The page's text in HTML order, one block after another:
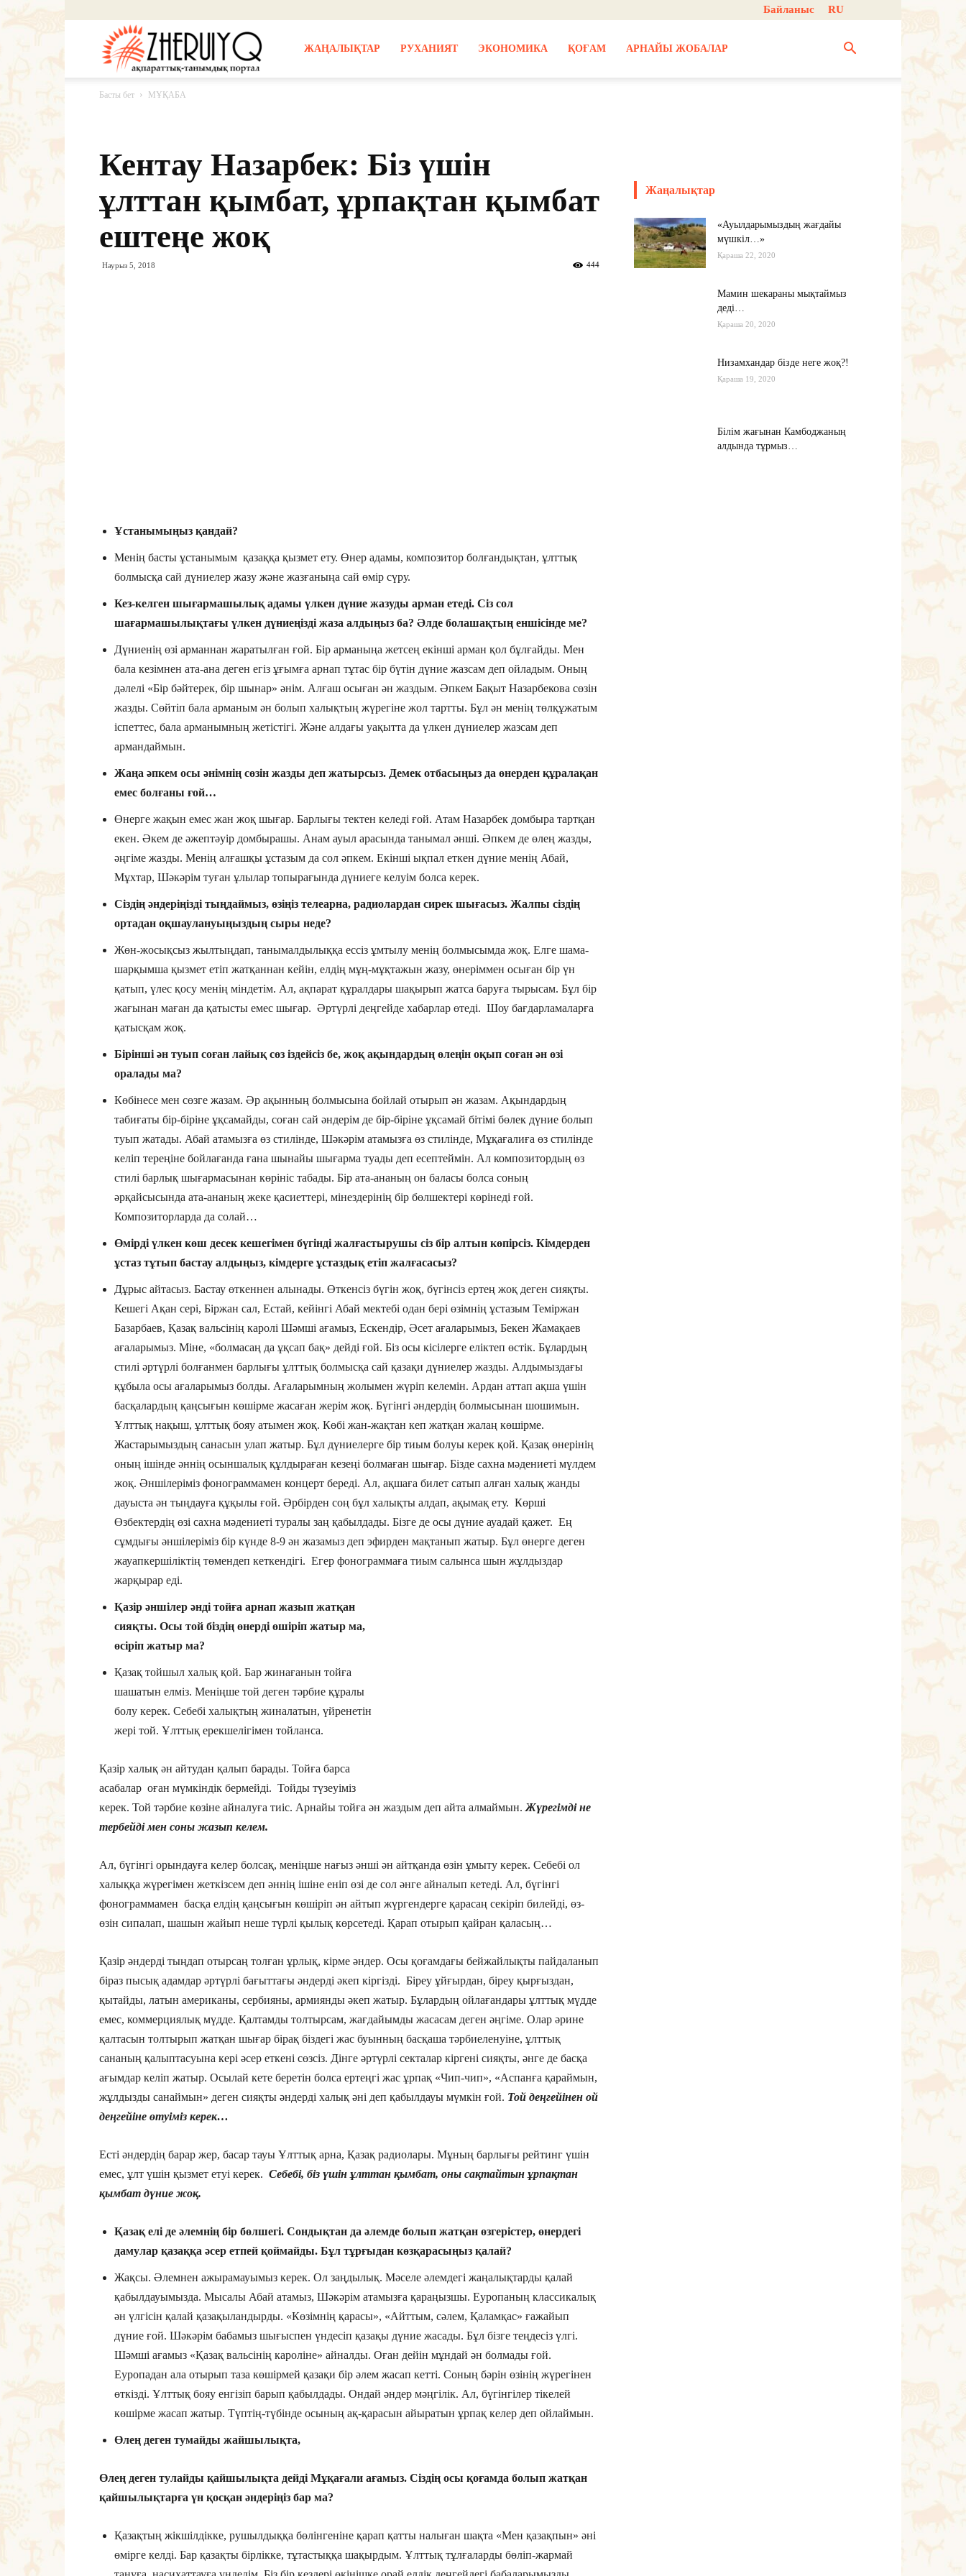
Байланыс RU
ЖАҢАЛЫҚТАР РУХАНИЯТ ЭКОНОМИКА ҚОҒАМ АРНАЙЫ ЖОБАЛАР
Басты бет МҰҚАБА
Кентау Назарбек: Біз үшін
ұлттан қымбат, ұрпақтан қымбат
ештеңе жоқ
Наурыз 5, 2018 444
Ұстанымыңыз қандай?
Менің басты ұстанымым қазаққа қызмет ету. Өнер адамы, композитор болғандықтан, ұлттық
болмысқа сай дүниелер жазу және жазғаныңа сай өмір сүру.
Кез-келген шығармашылық адамы үлкен дүние жазуды арман етеді. Сіз сол
шағармашылықтағы үлкен дүниеңізді жаза алдыңыз ба? Әлде болашақтың еншісінде ме?
Дүниенің өзі арманнан жаратылған ғой. Бір арманыңа жетсең екінші арман қол бұлғайды. Мен
бала кезімнен ата-ана деген егіз ұғымға арнап тұтас бір бүтін дүние жазсам деп ойладым. Оның
дәлелі «Бір бәйтерек, бір шынар» әнім. Алғаш осыған ән жаздым. Әпкем Бақыт Назарбекова сөзін
жазды. Сөйтіп бала арманым ән болып халықтың жүрегіне жол тартты. Бұл ән менің төлқұжатым
іспеттес, бала арманымның жетістігі. Және алдағы уақытта да үлкен дүниелер жазсам деп
армандаймын.
Жаңа әпкем осы әнімнің сөзін жазды деп жатырсыз. Демек отбасыңыз да өнерден құралақан
емес болғаны ғой…
Өнерге жақын емес жан жоқ шығар. Барлығы тектен келеді ғой. Атам Назарбек домбыра тартқан
екен. Әкем де әжептәуір домбырашы. Анам ауыл арасында танымал әнші. Әпкем де өлең жазды,
әңгіме жазды. Менің алғашқы ұстазым да сол әпкем. Екінші ықпал еткен дүние менің Абай,
Мұхтар, Шәкәрім туған ұлылар топырағында дүниеге келуім болса керек.
Сіздің әндеріңізді тыңдаймыз, өзіңіз телеарна, радиолардан сирек шығасыз. Жалпы сіздің
ортадан оқшаулануыңыздың сыры неде?
Жөн-жосықсыз жылтыңдап, танымалдылыққа ессіз ұмтылу менің болмысымда жоқ. Елге шама-
шарқымша қызмет етіп жатқаннан кейін, елдің мұң-мұқтажын жазу, өнеріммен осыған бір үн
қатып, үлес қосу менің міндетім. Ал, ақпарат құралдары шақырып жатса баруға тырысам. Бұл бір
жағынан маған да қатысты емес шығар. Әртүрлі деңгейде хабарлар өтеді. Шоу бағдарламаларға
қатысқам жоқ.
Бірінші ән туып соған лайық сөз іздейсіз бе, жоқ ақындардың өлеңін оқып соған ән өзі
оралады ма?
Көбінесе мен сөзге жазам. Әр ақынның болмысына бойлай отырып ән жазам. Ақындардың
табиғаты бір-біріне ұқсамайды, соған сай әндерім де бір-біріне ұқсамай бітімі бөлек дүние болып
туып жатады. Абай атамызға өз стилінде, Шәкәрім атамызға өз стилінде, Мұқағалиға өз стилінде
келіп тереңіне бойлағанда ғана шынайы шығарма туады деп есептеймін. Ал композитордың өз
стилі барлық шығармасынан көрініс табады. Бір ата-ананың он баласы болса соның
әрқайсысында ата-ананың жеке қасиеттері, мінездерінің бір бөлшектері көрінеді ғой.
Композиторларда да солай…
Өмірді үлкен көш десек кешегімен бүгінді жалғастырушы сіз бір алтын көпірсіз. Кімдерден
ұстаз тұтып бастау алдыңыз, кімдерге ұстаздық етіп жалғасасыз?
Дұрыс айтасыз. Бастау өткеннен алынады. Өткенсіз бүгін жоқ, бүгінсіз ертең жоқ деген сияқты.
Кешегі Ақан сері, Біржан сал, Естай, кейінгі Абай мектебі одан бері өзімнің ұстазым Теміржан
Базарбаев, Қазақ вальсінің каролі Шәмші ағамыз, Ескендір, Әсет ағаларымыз, Бекен Жамақаев
ағаларымыз. Міне, «болмасаң да ұқсап бақ» дейді ғой. Біз осы кісілерге еліктеп өстік. Бұлардың
стилі әртүрлі болғанмен барлығы ұлттық болмысқа сай қазақи дүниелер жазды. Алдымыздағы
құбыла осы ағаларымыз болды. Ағаларымның жолымен жүріп келемін. Ардан аттап ақша үшін
басқалардың қаңсығын көшірме жасаған жерім жоқ. Бүгінгі әндердің болмысынан шошимын.
Ұлттық нақыш, ұлттық бояу атымен жоқ. Көбі жан-жақтан кеп жатқан жалаң көшірме.
Жастарымыздың санасын улап жатыр. Бұл дүниелерге бір тиым болуы керек қой. Қазақ өнерінің
оның ішінде әннің осыншалық құлдыраған кезеңі болмаған шығар. Бізде сахна мәдениеті мүлдем
жоқ. Әншілеріміз фонограммамен концерт береді. Ал, ақшаға билет сатып алған халық жанды
дауыста ән тыңдауға құқылы ғой. Әрбірден соң бұл халықты алдап, ақымақ ету. Көрші
Өзбектердің өзі сахна мәдениеті туралы заң қабылдады. Бізге де осы дүние ауадай қажет. Ең
сұмдығы әншілеріміз бір күнде 8-9 ән жазамыз деп эфирден мақтанып жатыр. Бұл өнерге деген
жауапкершіліктің төмендеп кеткендігі. Егер фонограммаға тиым салынса шын жұлдыздар
жарқырар еді.
Қазір әншілер әнді тойға арнап жазып жатқан
сияқты. Осы той біздің өнерді өшіріп жатыр ма,
өсіріп жатыр ма?
Қазақ тойшыл халық қой. Бар жинағанын тойға
шашатын елміз. Меніңше той деген тәрбие құралы
болу керек. Себебі халықтың жиналатын, үйренетін
жері той. Ұлттық ерекшелігімен тойланса.
Қазір халық ән айтудан қалып барады. Тойға барса
асабалар оған мүмкіндік бермейді. Тойды түзеуіміз
керек. Той тәрбие көзіне айналуға тиіс. Арнайы тойға ән жаздым деп айта алмаймын. Жүрегімді не
тербейді мен соны жазып келем.
Ал, бүгінгі орындауға келер болсақ, меніңше нағыз әнші ән айтқанда өзін ұмыту керек. Себебі ол
халыққа жүрегімен жеткізсем деп әннің ішіне еніп өзі де сол әнге айналып кетеді. Ал, бүгінгі
фонограммамен басқа елдің қаңсығын көшіріп ән айтып жүргендерге қарасаң секіріп билейді, өз-
өзін сипалап, шашын жайып неше түрлі қылық көрсетеді. Қарап отырып қайран қаласың…
Қазір әндерді тыңдап отырсаң толған ұрлық, кірме әндер. Осы қоғамдағы бейжайлықты пайдаланып
біраз пысық адамдар әртүрлі бағыттағы әндерді әкеп кіргізді. Біреу ұйғырдан, біреу қырғыздан,
қытайды, латын американы, сербияны, армиянды әкеп жатыр. Бұлардың ойлағандары ұлттық мүдде
емес, коммерциялық мүдде. Қалтамды толтырсам, жағдайымды жасасам деген әңгіме. Олар әрине
қалтасын толтырып жатқан шығар бірақ біздегі жас буынның басқаша тәрбиеленуіне, ұлттық
сананың қалыптасуына кері әсер еткені сөзсіз. Дінге әртүрлі секталар кіргені сияқты, әнге де басқа
ағымдар келіп жатыр. Осылай кете беретін болса ертеңгі жас ұрпақ «Чип-чип», «Аспанға қараймын,
жұлдызды санаймын» деген сияқты әндерді халық әні деп қабылдауы мүмкін ғой. Той деңгейінен ой
деңгейіне өтуіміз керек…
Есті әндердің барар жер, басар тауы Ұлттық арна, Қазақ радиолары. Мұның барлығы рейтинг үшін
емес, ұлт үшін қызмет етуі керек. Себебі, біз үшін ұлттан қымбат, оны сақтайтын ұрпақтан
қымбат дүние жоқ.
Қазақ елі де әлемнің бір бөлшегі. Сондықтан да әлемде болып жатқан өзгерістер, өнердегі
дамулар қазаққа әсер етпей қоймайды. Бұл тұрғыдан көзқарасыңыз қалай?
Жақсы. Әлемнен ажырамауымыз керек. Ол заңдылық. Мәселе әлемдегі жаңалықтарды қалай
қабылдауымызда. Мысалы Абай атамыз, Шәкәрім атамызға қараңызшы. Еуропаның классикалық
ән үлгісін қалай қазақыландырды. «Көзімнің қарасы», «Айттым, сәлем, Қаламқас» ғажайып
дүние ғой. Шәкәрім бабамыз шығыспен үндесіп қазақы дүние жасады. Бұл бізге теңдесіз үлгі.
Шәмші ағамыз «Қазақ вальсінің кароліне» айналды. Оған дейін мұндай ән болмады ғой.
Еуропадан ала отырып таза көшірмей қазақи бір әлем жасап кетті. Соның бәрін өзінің жүрегінен
өткізді. Ұлттық бояу енгізіп барып қабылдады. Ондай әндер мәңгілік. Ал, бүгінгілер тікелей
көшірме жасап жатыр. Түптің-түбінде осының ақ-қарасын айыратын ұрпақ келер деп ойлаймын.
Өлең деген тумайды жайшылықта,
Өлең деген тулайды қайшылықта дейді Мұқағали ағамыз. Сіздің осы қоғамда болып жатқан
қайшылықтарға үн қосқан әндеріңіз бар ма?
Қазақтың жікшілдікке, рушылдыққа бөлінгеніне қарап қатты налыған шақта «Мен қазақпын» әні
өмірге келді. Бар қазақты бірлікке, тұтастыққа шақырдым. Ұлттық тұлғаларды бөліп-жармай
Жаңалықтар
«Ауылдарымыздың жағдайы
мүшкіл…»
Қараша 22, 2020
Мамин шекараны мықтаймыз
деді…
Қараша 20, 2020
Низамхандар бізде неге жоқ?!
Қараша 19, 2020
Білім жағынан Камбоджаның
алдында тұрмыз…